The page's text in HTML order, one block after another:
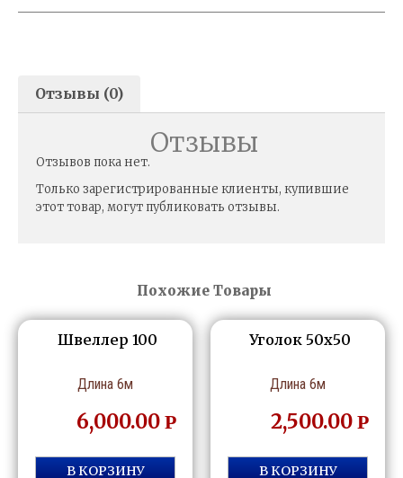
Похожие Товары
Швеллер 100
Длина 6м
6,000.00 Р
В КОРЗИНУ
Уголок 50х50
Длина 6м
2,500.00 Р
В КОРЗИНУ
Отзывы (0)
Отзывы
Отзывов пока нет.
Только зарегистрированные клиенты, купившие
этот товар, могут публиковать отзывы.